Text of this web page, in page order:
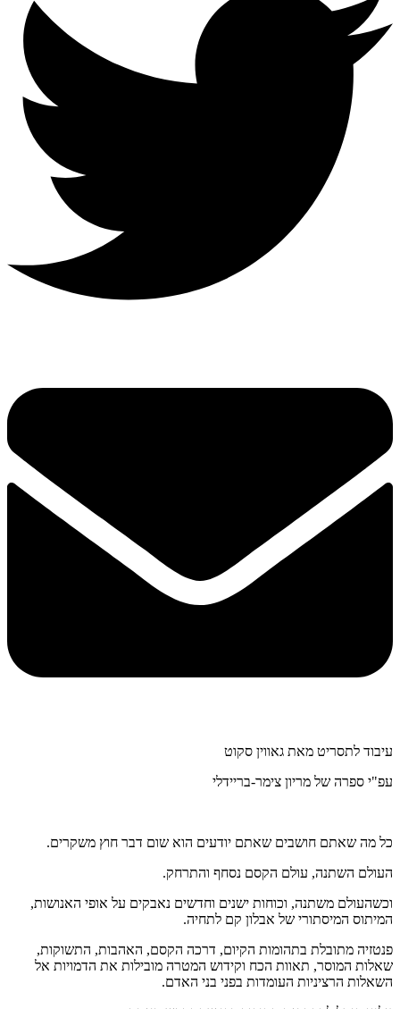
עיבוד לתסריט מאת גאווין סקוט
עפ"י ספרה של מריון צימר-בריידלי
כל מה שאתם חושבים שאתם יודעים הוא שום דבר חוץ משקרים.
העולם השתנה, עולם הקסם נסחף והתרחק.
וכשהעולם משתנה, וכוחות ישנים וחדשים נאבקים על אופי האנושות,
המיתוס המיסתורי של אבלון קם לתחיה.
פנטזיה מתובלת בתהומות הקיום, דרכה הקסם, האהבות, התשוקות,
שאלות המוסר, תאוות הכח וקידוש המטרה מובילות את הדמויות אל
השאלות הרציניות העומדות בפני בני האדם.